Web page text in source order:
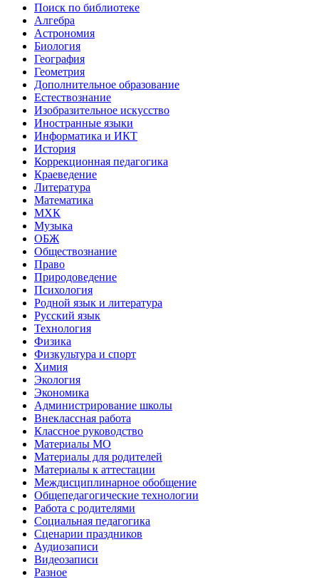
Поиск по библиотеке
Алгебра
Астрономия
Биология
География
Геометрия
Дополнительное образование
Естествознание
Изобразительное искусство
Иностранные языки
Информатика и ИКТ
История
Коррекционная педагогика
Краеведение
Литература
Математика
МХК
Музыка
ОБЖ
Обществознание
Право
Природоведение
Психология
Родной язык и литература
Русский язык
Технология
Физика
Физкультура и спорт
Химия
Экология
Экономика
Администрирование школы
Внеклассная работа
Классное руководство
Материалы МО
Материалы для родителей
Материалы к аттестации
Междисциплинарное обобщение
Общепедагогические технологии
Работа с родителями
Социальная педагогика
Сценарии праздников
Аудиозаписи
Видеозаписи
Разное